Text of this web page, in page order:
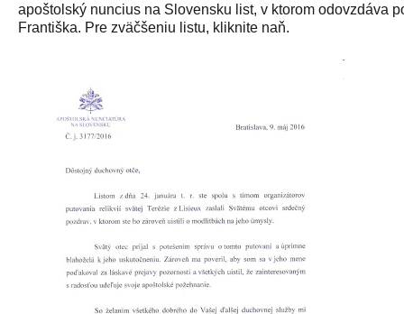
apoštolský nuncius na Slovensku list, v ktorom odovzdáva
Františka. Pre zväčšeniu listu, kliknite naň.